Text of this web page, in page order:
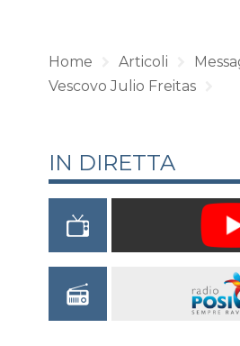
Home Articoli
Vescovo Julio Freitas
IN DIRETTA